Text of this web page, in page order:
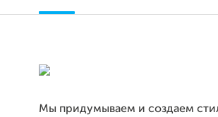
Мы придумываем и создаем